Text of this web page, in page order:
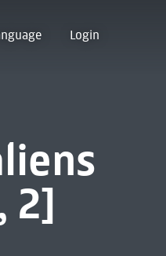
Login
2]